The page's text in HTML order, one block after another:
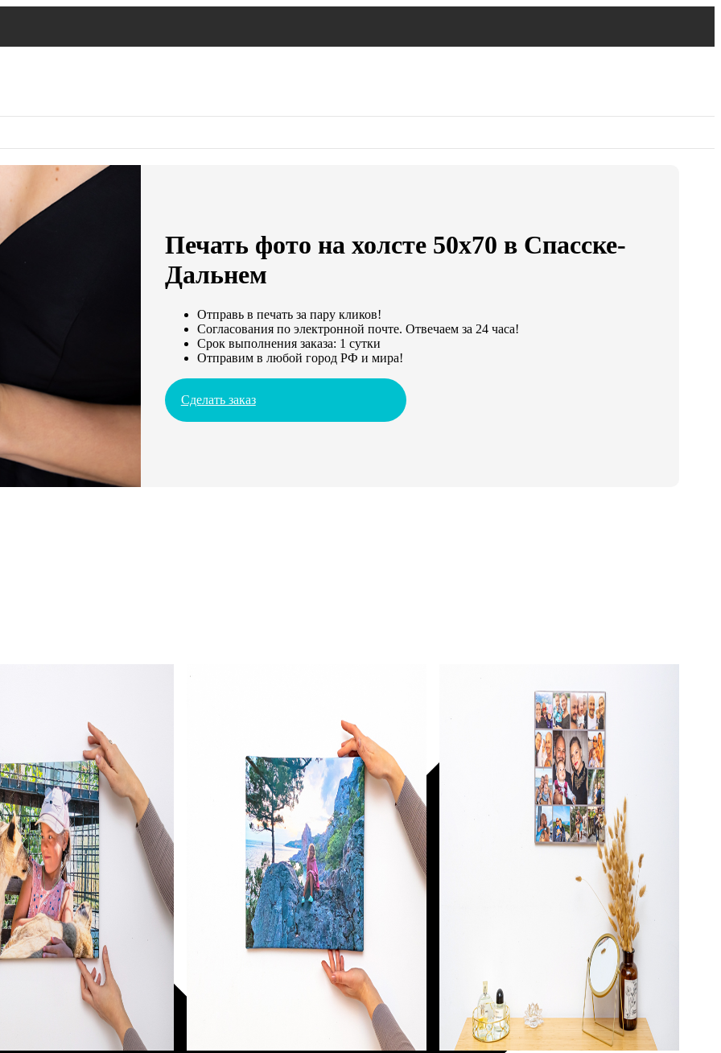
Печать фото на холсте 50х70 в Спасске-
Дальнем
Отправь в печать за пару кликов!
Согласования по электронной почте. Отвечаем за 24 часа!
Срок выполнения заказа: 1 сутки
Отправим в любой город РФ и мира!
Сделать заказ